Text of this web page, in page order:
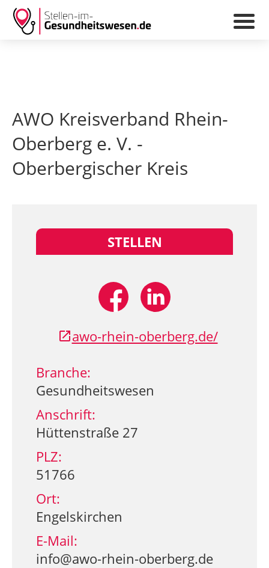
AWO Kreisverband Rhein-
Oberberg e. V. -
Oberbergischer Kreis
STELLEN
awo-rhein-oberberg.de/
Branche:
Gesundheitswesen
Anschrift:
Hüttenstraße 27
PLZ:
51766
Ort:
Engelskirchen
E-Mail:
info@awo-rhein-oberberg.de